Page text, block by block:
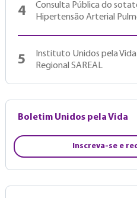
4
Consulta Pública do
Hipertensão Arterial
5
Instituto Unidos pela
Regional SAREAL
Boletim Unidos pela Vida
Inscreva-se e